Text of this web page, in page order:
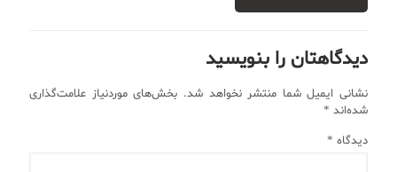
دیدگاهتان را بنویسید
نشانی ایمیل شما منتشر نخواهد شد. بخش‌های موردنیاز علامت‌گذاری
شده‌اند *
دیدگاه *